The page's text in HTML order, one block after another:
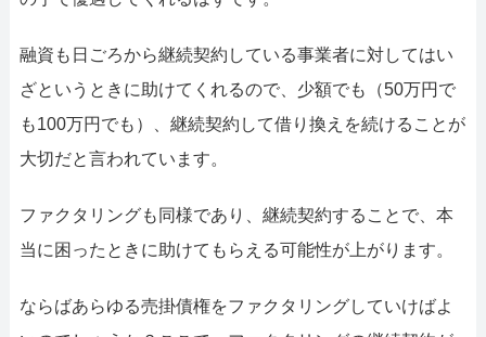
融資も日ごろから継続契約している事業者に対してはい
ざというときに助けてくれるので、少額でも（50万円で
も100万円でも）、継続契約して借り換えを続けることが
大切だと言われています。
ファクタリングも同様であり、継続契約することで、本
当に困ったときに助けてもらえる可能性が上がります。
ならばあらゆる売掛債権をファクタリングしていけばよ